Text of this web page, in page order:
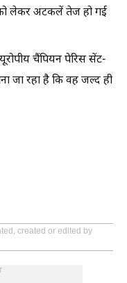
लेकर अटकलें तेज हो गई
चैंपियन पेरिस सेंट-
जा रहा है कि वह जल्द ही
created or edited by